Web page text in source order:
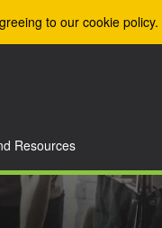
to our cookie policy.
Resources